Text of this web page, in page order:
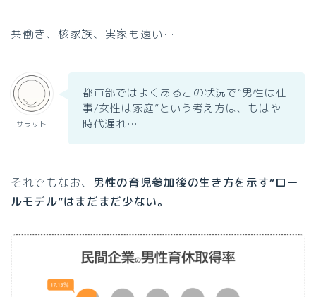
共働き、核家族、実家も遠い…
サラット
都市部ではよくあるこの状況で”男性は仕
事/女性は家庭”という考え方は、もはや
時代遅れ…
それでもなお、 男性の育児参加後の生き方を示す“ロー
ルモデル”はまだまだ少ない。